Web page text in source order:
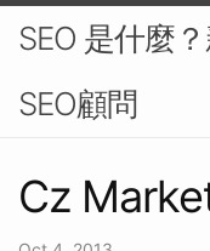
SEO 是什麼
SEO顧問
Cz